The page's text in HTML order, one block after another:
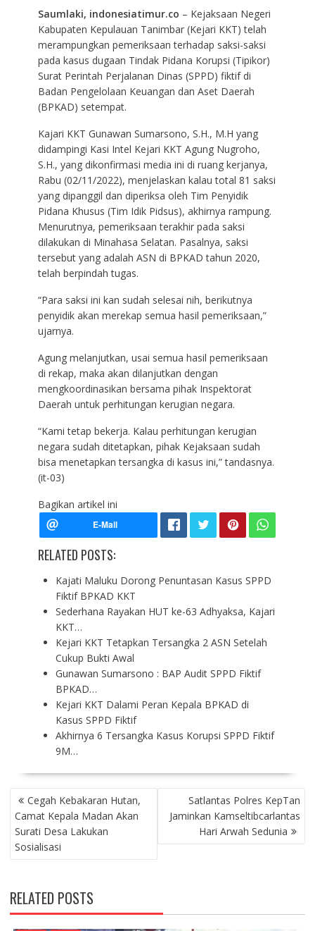
Saumlaki, indonesiatimur.co – Kejaksaan Negeri
Kabupaten Kepulauan Tanimbar (Kejari KKT) telah
merampungkan pemeriksaan terhadap saksi-saksi
pada kasus dugaan Tindak Pidana Korupsi (Tipikor)
Surat Perintah Perjalanan Dinas (SPPD) fiktif di
Badan Pengelolaan Keuangan dan Aset Daerah
(BPKAD) setempat.
Kajari KKT Gunawan Sumarsono, S.H., M.H yang
didampingi Kasi Intel Kejari KKT Agung Nugroho,
S.H., yang dikonfirmasi media ini di ruang kerjanya,
Rabu (02/11/2022), menjelaskan kalau total 81 saksi
yang dipanggil dan diperiksa oleh Tim Penyidik
Pidana Khusus (Tim Idik Pidsus), akhirnya rampung.
Menurutnya, pemeriksaan terakhir pada saksi
dilakukan di Minahasa Selatan. Pasalnya, saksi
tersebut yang adalah ASN di BPKAD tahun 2020,
telah berpindah tugas.
“Para saksi ini kan sudah selesai nih, berikutnya
penyidik akan merekap semua hasil pemeriksaan,”
ujarnya.
Agung melanjutkan, usai semua hasil pemeriksaan
di rekap, maka akan dilanjutkan dengan
mengkoordinasikan bersama pihak Inspektorat
Daerah untuk perhitungan kerugian negara.
“Kami tetap bekerja. Kalau perhitungan kerugian
negara sudah ditetapkan, pihak Kejaksaan sudah
bisa menetapkan tersangka di kasus ini,” tandasnya.
(it-03)
Bagikan artikel ini
RELATED POSTS:
Kajati Maluku Dorong Penuntasan Kasus SPPD
Fiktif BPKAD KKT
Sederhana Rayakan HUT ke-63 Adhyaksa, Kajari
KKT…
Kejari KKT Tetapkan Tersangka 2 ASN Setelah
Cukup Bukti Awal
Gunawan Sumarsono : BAP Audit SPPD Fiktif
BPKAD…
Kejari KKT Dalami Peran Kepala BPKAD di
Kasus SPPD Fiktif
Akhirnya 6 Tersangka Kasus Korupsi SPPD Fiktif
9M…
P
O
S
T
N
V
I
G
Cegah Kebakaran Hutan,
Camat Kepala Madan Akan
Surati Desa Lakukan
Sosialisasi
Satlantas Polres KepTan
Jaminkan Kamseltibcarlantas
Hari Arwah Sedunia
RELATED POSTS